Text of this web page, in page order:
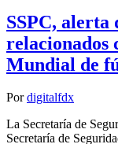
SSPC, alerta
relacionados
Mundial de
Por digitalfdx
La Secretaría de
Secretaría de